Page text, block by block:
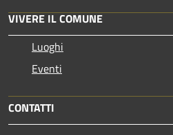
VIVERE IL COMUNE
Luoghi
Eventi
CONTATTI